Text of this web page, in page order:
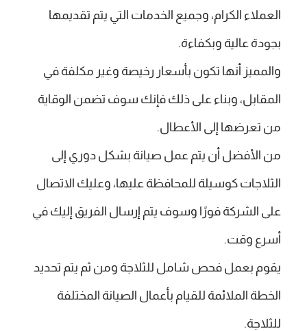
العملاء الكرام، وجميع الخدمات التي يتم تقديمها
بجودة عالية وبكفاءة.
والمميز أنها تكون بأسعار رخيصة وغير مكلفة في
المقابل، وبناء على ذلك فإنك سوف تضمن الوقاية
من تعرضها إلى الأعطال.
من الأفضل أن يتم عمل صيانة بشكل دوري إلى
الثلاجات كوسيلة للمحافظة عليها، وعليك الاتصال
على الشركة فورًا وسوف يتم إرسال الفريق إليك في
أسرع وقت.
يقوم بعمل فحص شامل للثلاجة ومن ثم يتم تحديد
الخطة الملائمة للقيام بأعمال الصيانة المختلفة
للثلاجة.